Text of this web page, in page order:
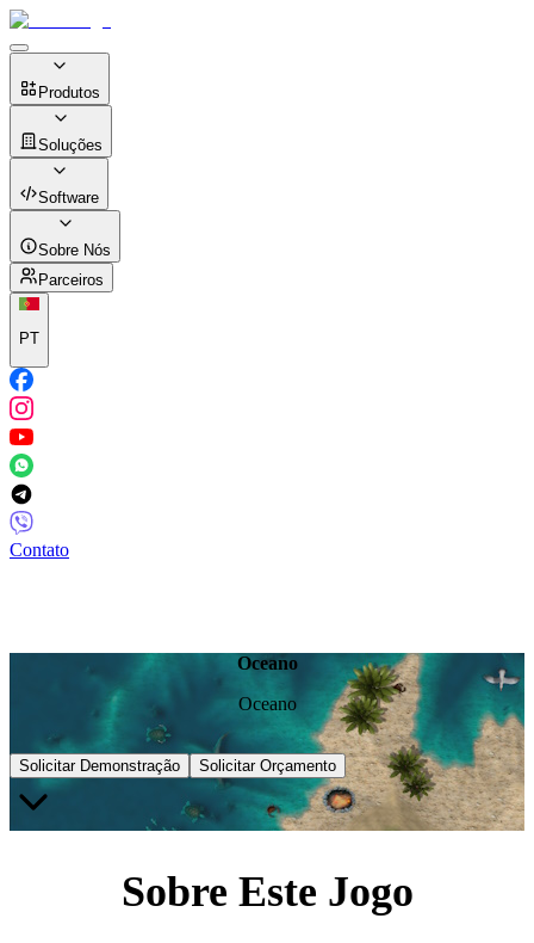
Produtos
Soluções
Software
Sobre Nós
Parceiros
PT
Contato
Oceano
Oceano
Solicitar Demonstração Solicitar Orçamento
Sobre Este Jogo